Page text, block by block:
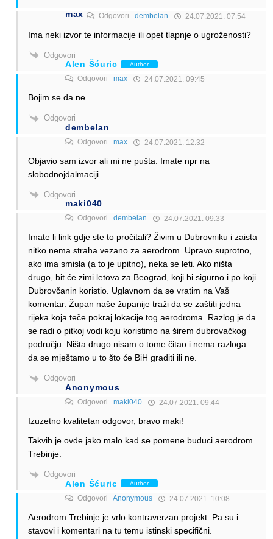
max Odgovoridembelan 24.07.2021. 07:54
Ima neki izvor te informacije ili opet tlapnje o ugroženosti?
Odgovori
Alen Šćuric Author
Odgovori max 24.07.2021. 09:45
Bojim se da ne.
Odgovori
dembelan
Odgovori max 24.07.2021. 12:32
Objavio sam izvor ali mi ne pušta. Imate npr na
slobodnojdalmaciji
Odgovori
maki040
Odgovori dembelan 24.07.2021. 09:33
Imate li link gdje ste to pročitali? Živim u Dubrovniku i zaista
nitko nema straha vezano za aerodrom. Upravo suprotno,
ako ima smisla (a to je upitno), neka se leti. Ako ništa
drugo, bit će zimi letova za Beograd, koji bi sigurno i po koji
Dubrovčanin koristio. Uglavnom da se vratim na Vaš
komentar. Župan naše županije traži da se zaštiti jedna
rijeka koja teče pokraj lokacije tog aerodroma. Razlog je da
se radi o pitkoj vodi koju koristimo na širem dubrovačkog
području. Ništa drugo nisam o tome čitao i nema razloga
da se mještamo u to što će BiH graditi ili ne.
Odgovori
Anonymous
Odgovori maki040 24.07.2021. 09:44
Izuzetno kvalitetan odgovor, bravo maki!
Takvih je ovde jako malo kad se pomene buduci aerodrom
Trebinje.
Odgovori
Alen Šćuric Author
Odgovori Anonymous 24.07.2021. 10:08
Aerodrom Trebinje je vrlo kontraverzan projekt. Pa su i
stavovi i komentari na tu temu istinski specifični.